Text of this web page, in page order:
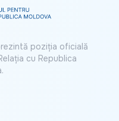
poziția oficială
cu Republica